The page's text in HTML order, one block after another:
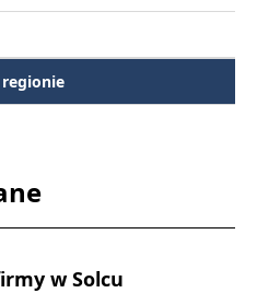
w Solcu